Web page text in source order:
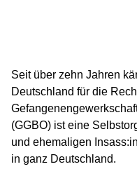
Seit über zehn Jahren
Deutschland für die
(GGBO) ist eine
und ehemaligen
in ganz Deutschland.